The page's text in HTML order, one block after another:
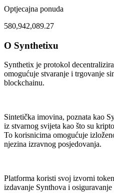
1, 10:00 AM
Optjecajna ponuda
580,942,089.27
O Synthetixu
Synthetix je protokol
omogućuje stvaranje i trgovanje
blockchainu.
Sintetička imovina, poznata kao
iz stvarnog svijeta kao što su
To korisnicima omogućuje
njezina izravnog posjedovanja.
Platforma koristi svoj izvorni
izdavanje Synthova i